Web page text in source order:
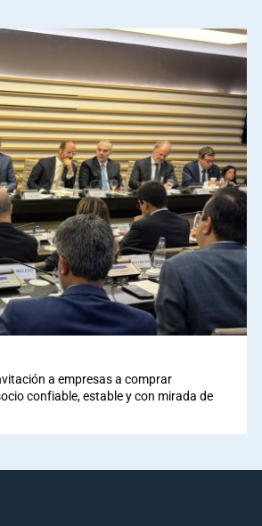
a empresas a comprar
confiable, estable y con mirada de